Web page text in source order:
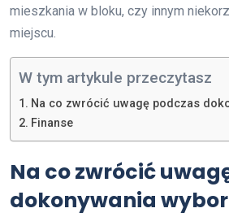
mieszkania w bloku, czy innym
miejscu.
W tym artykule przeczytasz
Na co zwrócić uwagę podczas
Finanse
Na co zwrócić
dokonywania